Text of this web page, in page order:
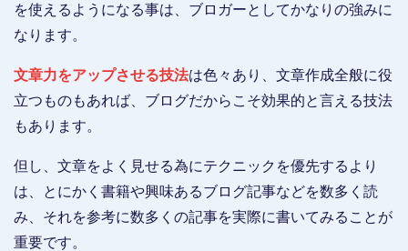
を使えるようになる事は、ブロガーとしてかなりの強みに
なります。
文章力をアップさせる技法は色々あり、文章作成全般に役
立つものもあれば、ブログだからこそ効果的と言える技法
もあります。
但し、文章をよく見せる為にテクニックを優先するより
は、とにかく書籍や興味あるブログ記事などを数多く読
み、それを参考に数多くの記事を実際に書いてみることが
重要です。